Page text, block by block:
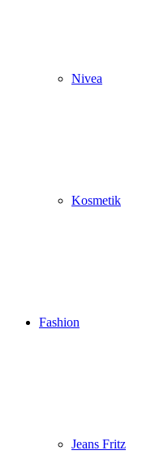
Nivea
Kosmetik
Fashion
Jeans Fritz